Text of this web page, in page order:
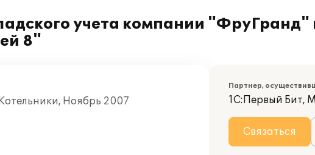
учета компании "ФруГранд"
8"
Ноябрь 2007
Партнер,
1С:Первый Бит,
Связаться